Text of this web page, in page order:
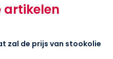
artikelen
zal de prijs van stookolie